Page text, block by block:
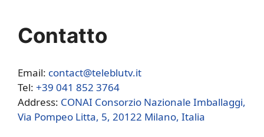
Contatto
Email: contact@teleblutv.it
Tel: +39 041 852 3764
Address: CONAI Consorzio Nazionale Imballaggi,
Via Pompeo Litta, 5, 20122 Milano, Italia